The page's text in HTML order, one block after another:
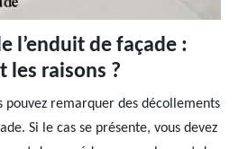
l’enduit de façade :
les raisons ?
pouvez remarquer des décollements
Si le cas se présente, vous devez